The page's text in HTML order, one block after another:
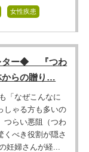
女性疾患
ター◆ 『つわ
からの贈り…
「なぜこんなに
しゃる方も多いの
つらい悪阻（つわ
くべき役割が隠さ
妊婦さんが経...